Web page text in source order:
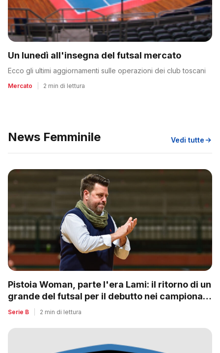
Un lunedì all'insegna del futsal mercato
Ecco gli ultimi aggiornamenti sulle operazioni dei club toscani
Mercato 2 min di lettura
News Femminile Vedi tutte
Pistoia Woman, parte l'era Lami: il ritorno di un
grande del futsal per il debutto nei campionati
nazionali
Serie B 2 min di lettura